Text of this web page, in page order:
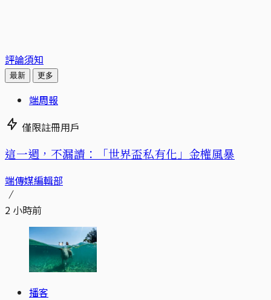
評論須知
最新 更多
端周報
僅限註冊用戶
這一週，不漏讀：「世界盃私有化」金權風暴
端傳媒編輯部
2 小時前
播客